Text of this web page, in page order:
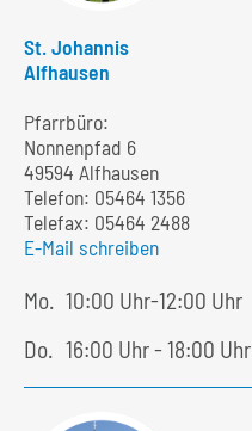
St. Johannis
Alfhausen
Pfarrbüro:
Nonnenpfad 6
49594 Alfhausen
Telefon: 05464 1356
Telefax: 05464 2488
E-Mail schreiben
Mo.
10:00 Uhr-12:00 Uhr
Do.
16:00 Uhr - 18:00 Uhr.